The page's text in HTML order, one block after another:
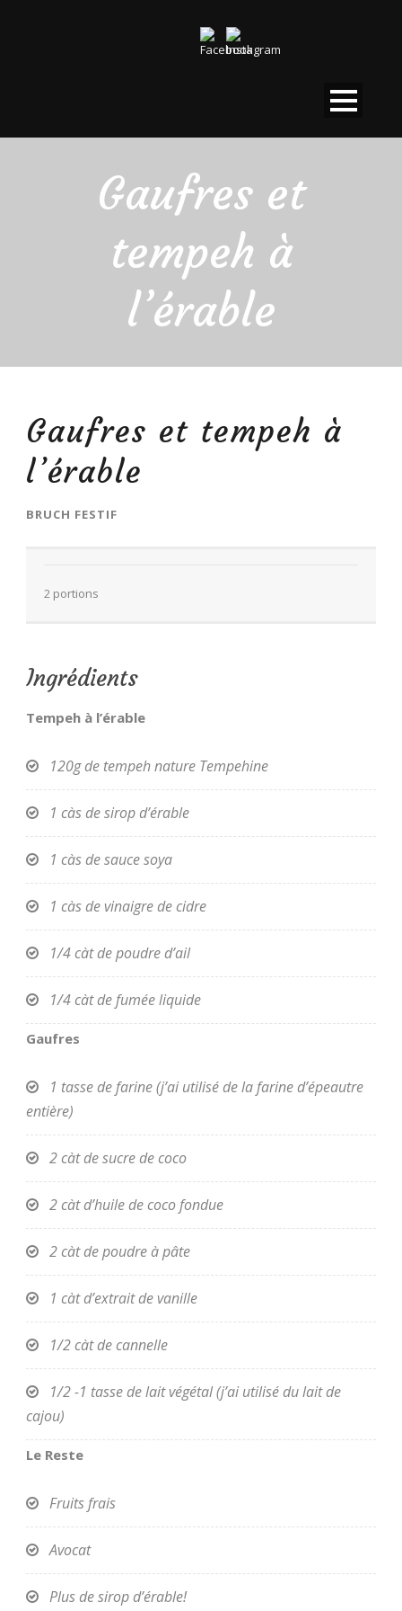
FR
Gaufres et
tempeh à
l’érable
Gaufres et tempeh à
l’érable
BRUCH FESTIF
2 portions
Ingrédients
Tempeh à l’érable
120g de tempeh nature Tempehine
1 càs de sirop d’érable
1 càs de sauce soya
1 càs de vinaigre de cidre
1/4 càt de poudre d’ail
1/4 càt de fumée liquide
Gaufres
1 tasse de farine (j’ai utilisé de la farine d’épeautre
entière)
2 càt de sucre de coco
2 càt d’huile de coco fondue
2 càt de poudre à pâte
1 càt d’extrait de vanille
1/2 càt de cannelle
1/2 -1 tasse de lait végétal (j’ai utilisé du lait de
cajou)
Le Reste
Fruits frais
Avocat
Plus de sirop d’érable!